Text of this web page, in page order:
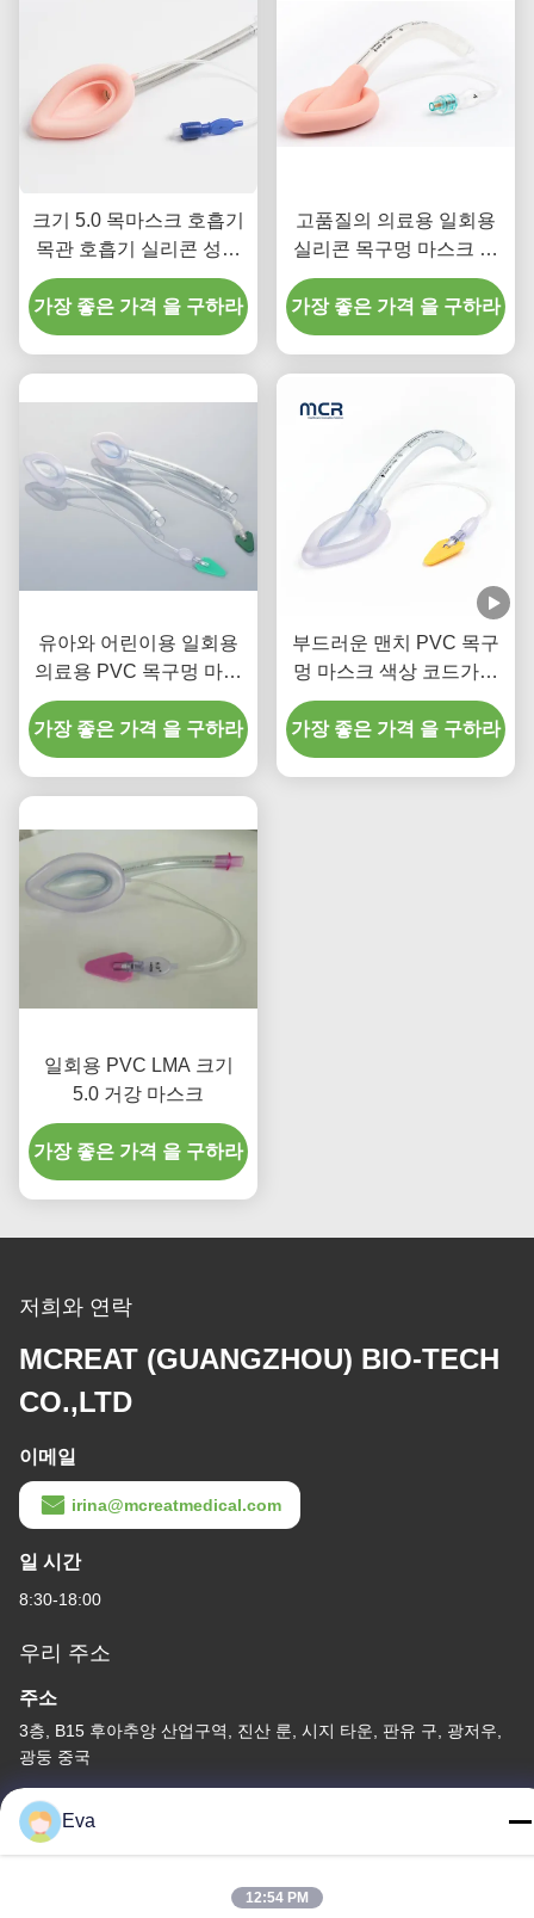
크기 5.0 목마스크 호흡기
목관 호흡기 실리콘 성인
용
가장 좋은 가격 을 구하라
고품질의 의료용 일회용
실리콘 목구멍 마스크 인
튜베이션 LMA 튜빙
가장 좋은 가격 을 구하라
유아와 어린이용 일회용
의료용 PVC 목구멍 마스
크 호흡기
가장 좋은 가격 을 구하라
부드러운 맨치 PVC 목구
멍 마스크 색상 코드가있
는 호흡기
가장 좋은 가격 을 구하라
일회용 PVC LMA 크기
5.0 거강 마스크
가장 좋은 가격 을 구하라
저희와 연락
MCREAT (GUANGZHOU) BIO-TECH
CO.,LTD
이메일
irina@mcreatmedical.com
일 시간
8:30-18:00
우리 주소
주소
3층, B15 후아추앙 산업구역, 진산 룬, 시지 타운, 판유 구, 광저우,
광둥 중국
전화
86-020-3156-0583
Eva
12:54 PM